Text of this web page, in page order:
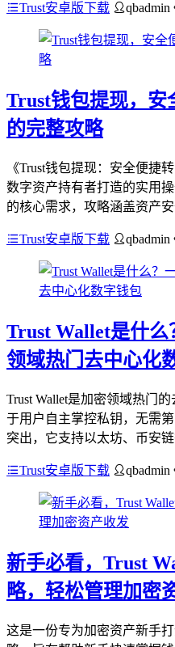
Trust安卓版下载 qbadmin
Trust钱包提现，安
的完整攻略
《Trust钱包提现：安全便捷
数字资产持有者打造的实用
的核心需求，攻略涵盖资产
Trust安卓版下载 qbadmin
Trust Wallet是什
领域热门去中心化
Trust Wallet是加密领域热门
于用户自主掌控私钥，无需
突出，它支持以太坊、币安
Trust安卓版下载 qbadmin
新手必看，Trust
略，轻松管理加密
这是一份专为加密资产新手